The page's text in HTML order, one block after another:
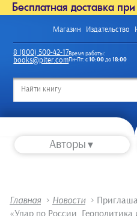
Бесплатная доставка
Магазин Издательство
8 (800) 500-42-17
books@piter.com
Время работы:
Пн-Пт: с10:00до18:00
Авторы
Главная > Новости >
«Удар по России. Геополитика